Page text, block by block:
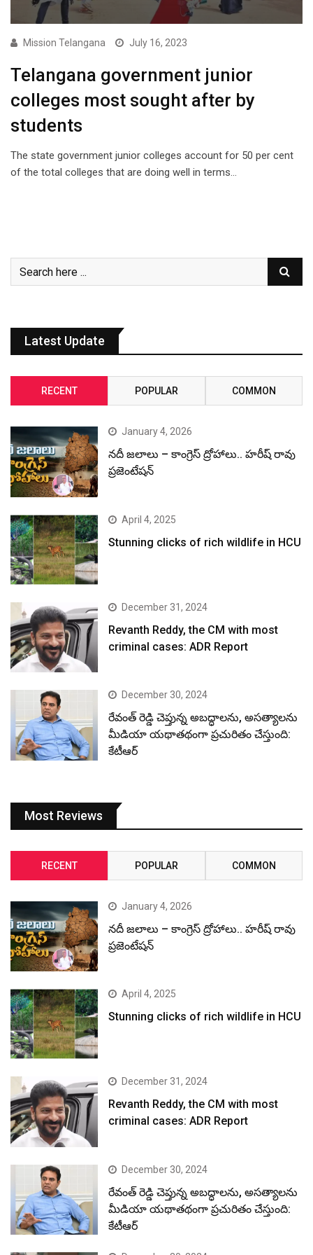
Mission Telangana July 16, 2023
Telangana government junior
colleges most sought after by
students
The state government junior colleges account for 50 per cent
of the total colleges that are doing well in terms…
Latest Update
RECENT POPULAR COMMON
January 4, 2026
నదీ జలాలు – కాంగ్రెస్ ద్రోహాలు.. హరీష్ రావు
ప్రజెంటేషన్
April 4, 2025
Stunning clicks of rich wildlife in HCU
December 31, 2024
Revanth Reddy, the CM with most
criminal cases: ADR Report
December 30, 2024
రేవంత్ రెడ్డి చెప్తున్న అబద్ధాలను, అసత్యాలను
మీడియా యథాతథంగా ప్రచురితం చేస్తుంది:
కేటీఆర్
Most Reviews
RECENT POPULAR COMMON
January 4, 2026
నదీ జలాలు – కాంగ్రెస్ ద్రోహాలు.. హరీష్ రావు
ప్రజెంటేషన్
April 4, 2025
Stunning clicks of rich wildlife in HCU
December 31, 2024
Revanth Reddy, the CM with most
criminal cases: ADR Report
December 30, 2024
రేవంత్ రెడ్డి చెప్తున్న అబద్ధాలను, అసత్యాలను
మీడియా యథాతథంగా ప్రచురితం చేస్తుంది:
కేటీఆర్